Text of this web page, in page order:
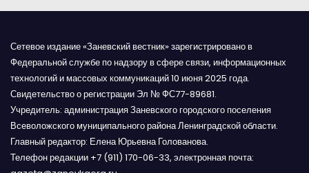
Сетевое издание «Заневский вестник» зарегистрировано в
Федеральной службе по надзору в сфере связи, информационных
технологий и массовых коммуникаций 10 июня 2025 года.
Свидетельство о регистрации Эл № ФС77-89681.
Учредитель: администрация Заневского городского поселения
Всеволожского муниципального района Ленинградской области.
Главный редактор: Елена Юрьевна Голованова.
Телефон редакции +7 (911) 170-06-33, электронная почта: